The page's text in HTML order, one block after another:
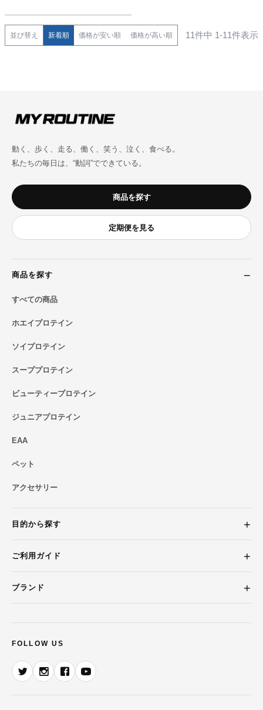
並び替え 新着順 価格が安い順 価格が高い順 11件中 1-11件表示
動く、歩く、走る、働く、笑う、泣く、食べる。
私たちの毎日は、“動詞”でできている。
商品を探す
定期便を見る
商品を探す
すべての商品
ホエイプロテイン
ソイプロテイン
スーププロテイン
ビューティープロテイン
ジュニアプロテイン
EAA
ペット
アクセサリー
目的から探す
ご利用ガイド
ブランド
FOLLOW US